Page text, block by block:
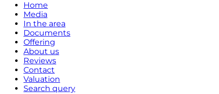
Home
Media
In the area
Documents
Offering
About us
Reviews
Contact
Valuation
Search query